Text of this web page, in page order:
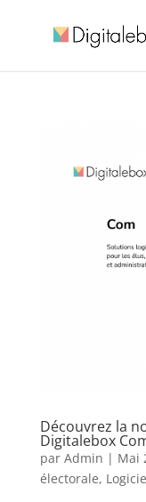
Découvrez la
Digitalebox
par Admin | Mai
électorale,